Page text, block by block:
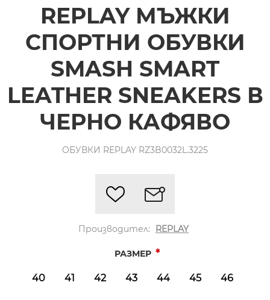
REPLAY МЪЖКИ
СПОРТНИ ОБУВКИ
SMASH SMART
LEATHER SNEAKERS В
ЧЕРНО КАФЯВО
ОБУВКИ REPLAY RZ3B0032L.3225
Производител: REPLAY
РАЗМЕР *
40 41 42 43 44 45 46